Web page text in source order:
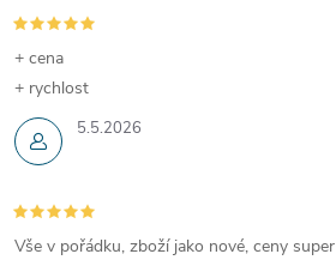
5.5.2026
+ cena
+ rychlost
Vše v pořádku, zboží jako nové, ceny super